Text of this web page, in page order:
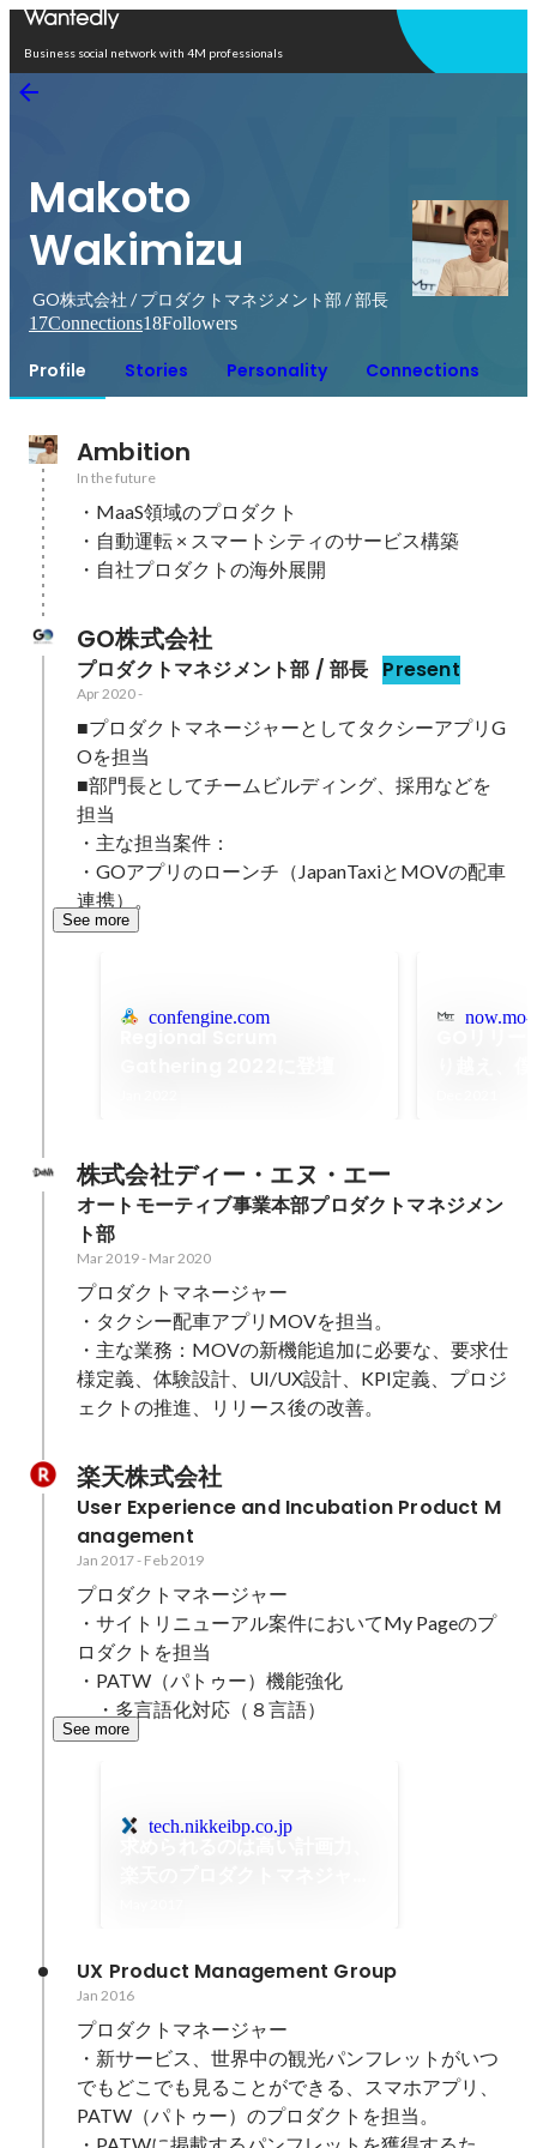
Business social network with 4M professionals
Makoto
Wakimizu
GO株式会社 / プロダクトマネジメント部 / 部長
17Connections18Followers
Profile Stories Personality Connections
Ambition
In the future
・MaaS領域のプロダクト
・自動運転 × スマートシティのサービス構築
・自社プロダクトの海外展開
GO株式会社
プロダクトマネジメント部 / 部長 Present
Apr 2020-
■プロダクトマネージャーとしてタクシーアプリG
Oを担当
■部門長としてチームビルディング、採用などを
担当
・主な担当案件：
・GOアプリのローンチ（JapanTaxiとMOVの配車
連携）。
See more
confengine.com now.mo-
株式会社ディー・エヌ・エー
オートモーティブ事業本部プロダクトマネジメン
ト部
Mar 2019- Mar 2020
プロダクトマネージャー
・タクシー配車アプリMOVを担当。
・主な業務：MOVの新機能追加に必要な、要求仕
様定義、体験設計、UI/UX設計、KPI定義、プロジ
ェクトの推進、リリース後の改善。
楽天株式会社
User Experience and Incubation Product M
anagement
Jan 2017- Feb 2019
プロダクトマネージャー
・サイトリニューアル案件においてMy Pageのプ
ロダクトを担当
・PATW（パトゥー）機能強化
・多言語化対応（８言語）
See more
tech.nikkeibp.co.jp
UX Product Management Group
Jan 2016
プロダクトマネージャー
・新サービス、世界中の観光パンフレットがいつ
でもどこでも見ることができる、スマホアプリ、
PATW（パトゥー）のプロダクトを担当。